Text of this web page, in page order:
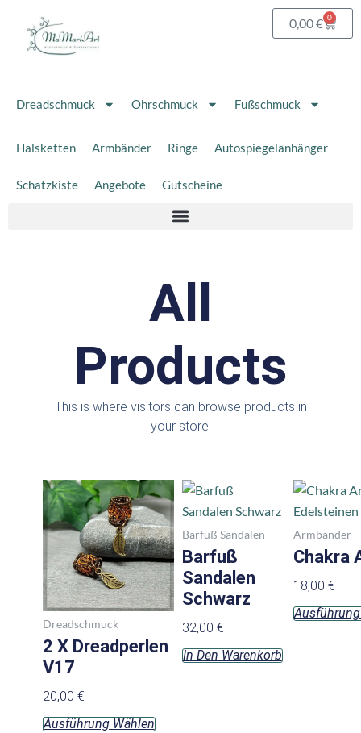
Inhalt
springen
0,00€ 0
Dreadschmuck Ohrschmuck Fußschmuck
Halsketten Armbänder Ringe Autospiegelanhänger
Schatzkiste Angebote Gutscheine
All
Products
This is where visitors can browse products in
your store.
Dreadschmuck
2 X Dreadperlen
V17
20,00 €
Ausführung Wählen
Dieses
Produkt
weist
mehrere
Varianten
auf.
Die
Optionen
können
Produktseite
Barfuß Sandalen
Barfuß
Sandalen
Schwarz
32,00 €
In Den Warenkorb
Armbänder
Chakra
18,00 €